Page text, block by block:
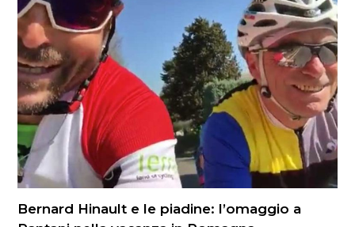
Bernard Hinault e le piadine: l’omaggio a